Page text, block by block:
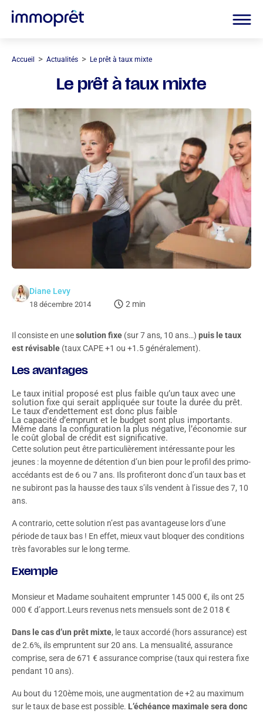
Accueil > Actualités > Le prêt à taux mixte
Le prêt à taux mixte
Diane Levy
18 décembre 2014 2 min
Il consiste en unesolution fixe (sur 7 ans, 10 ans…) puis le taux
est révisable (taux CAPE +1 ou +1.5 généralement).
Les avantages
Le taux initial proposé est plus faible qu’un taux avec une
solution fixe qui serait appliquée sur toute la durée du prêt.
Le taux d’endettement est donc plus faible
La capacité d’emprunt et le budget sont plus importants.
Même dans la configuration la plus négative, l’économie sur
le coût global de crédit est significative.
Cette solution peut être particulièrement intéressante pour les
jeunes : la moyenne de détention d’un bien pour le profil des primo-
accédants est de 6 ou 7 ans. Ils profiteront donc d’un taux bas et
ne subiront pas la hausse des taux s’ils vendent à l’issue des 7, 10
ans.
A contrario, cette solution n’est pas avantageuse lors d’une
période de taux bas ! En effet, mieux vaut bloquer des conditions
très favorables sur le long terme.
Exemple
Monsieur et Madame souhaitent emprunter 145 000 €, ils ont 25
000 € d’apport.Leurs revenus nets mensuels sont de 2 018 €
Dans le cas d’un prêt mixte, le taux accordé (hors assurance) est
de 2.6%, ils empruntent sur 20 ans. La mensualité, assurance
comprise, sera de 671 € assurance comprise (taux qui restera fixe
pendant 10 ans).
Au bout du 120ème mois, une augmentation de +2 au maximum
sur le taux de base est possible. L’échéance maximale sera donc